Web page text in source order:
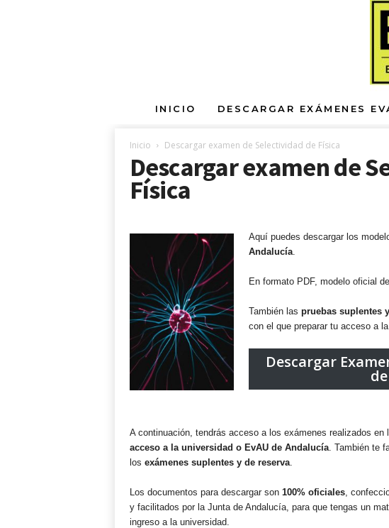
INICIO DESCARGAR EXÁMENES
Inicio Descargar examen de Selectividad de Física
Descargar examen de
Física
Aquí puedes descargar los
Andalucía.
En formato PDF, modelo oficial
También las pruebas suplentes
con el que preparar tu acceso a
Descargar
A continuación, tendrás acceso a los exámenes realizados
acceso a la universidad o EvAU de Andalucía. También te
los exámenes suplentes y de reserva.
Los documentos para descargar son 100% oficiales,
y facilitados por la Junta de Andalucía, para que tengas un
ingreso a la universidad.